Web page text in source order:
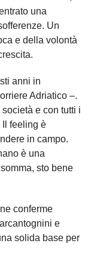
una
Un
e della volontà
anni in
Adriatico –.
e con tutti i
Il feeling è
in campo.
è una
sto bene
conferme
e
solida base per